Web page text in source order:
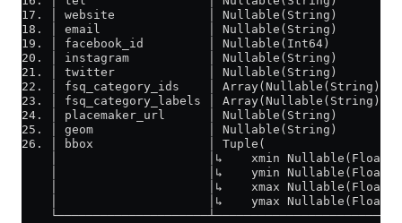
17. │ website             │ Nullable(String)
18. │ email               │ Nullable(String)
19. │ facebook_id         │ Nullable(Int64)
20. │ instagram           │ Nullable(String)
21. │ twitter             │ Nullable(String)
22. │ fsq_category_ids    │ Array(Nullable(String))
23. │ fsq_category_labels │ Array(Nullable(String))
24. │ placemaker_url      │ Nullable(String)
25. │ geom                │ Nullable(String)
26. │ bbox                │ Tuple(
│                     │↳    xmin
│                     │↳    ymin
│                     │↳    xmax
│                     │↳    ymax